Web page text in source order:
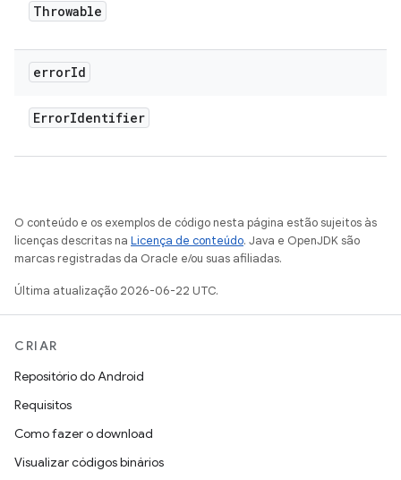
Throwable
errorId
ErrorIdentifier
O conteúdo e os exemplos de código nesta página estão sujeitos às
licenças descritas na Licença de conteúdo. Java e OpenJDK são
marcas registradas da Oracle e/ou suas afiliadas.
Última atualização 2026-06-22 UTC.
CRIAR
Repositório do Android
Requisitos
Como fazer o download
Visualizar códigos binários